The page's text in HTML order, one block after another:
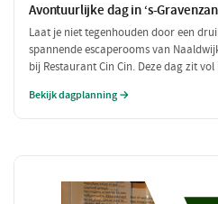
Avontuurlijke dag in ‘s-
Laat je niet tegenhouden door een
spannende escaperooms van
bij Restaurant Cin Cin. Deze dag zit
Bekijk dagplanning →